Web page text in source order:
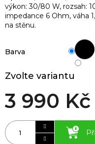
Zvolte variantu
3 990 Kč
Barva
výkon: 30/80 W, rozsah:
impedance 6 Ohm, váha
na stěnu.